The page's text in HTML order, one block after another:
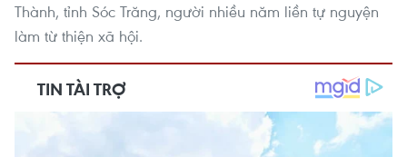
Thành, tỉnh Sóc Trăng, người nhiều năm liền tự nguyện
làm từ thiện xã hội.